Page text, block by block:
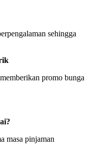
sehingga
promo bunga
masa pinjaman